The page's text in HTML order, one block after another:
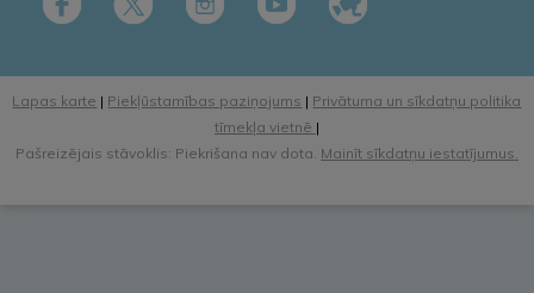
Lapas karte | Piekļūstamības paziņojums | Privātuma un sīkdatņu politika
tīmekļa vietnē |
Pašreizējais stāvoklis: Piekrišana nav dota. Mainīt sīkdatņu iestatījumus.